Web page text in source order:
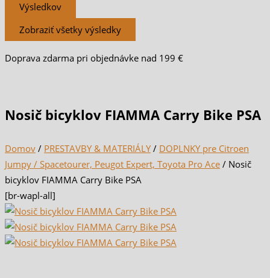
Výsledkov
Zobraziť všetky výsledky
Doprava zdarma pri objednávke nad 199 €
Nosič bicyklov FIAMMA Carry Bike PSA
Domov / PRESTAVBY & MATERIÁLY/ DOPLNKY pre Citroen
Jumpy / Spacetourer, Peugot Expert, Toyota Pro Ace / Nosič
bicyklov FIAMMA Carry Bike PSA
[br-wapl-all]